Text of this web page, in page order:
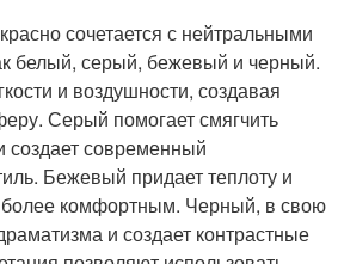
сочетается с нейтральными
белый, серый, бежевый и черный.
и воздушности, создавая
Серый помогает смягчить
создает современный
Бежевый придает теплоту и
более комфортным. Черный, в свою
и создает контрастные